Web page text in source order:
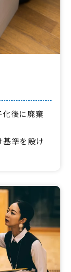
後に廃棄
準を設け